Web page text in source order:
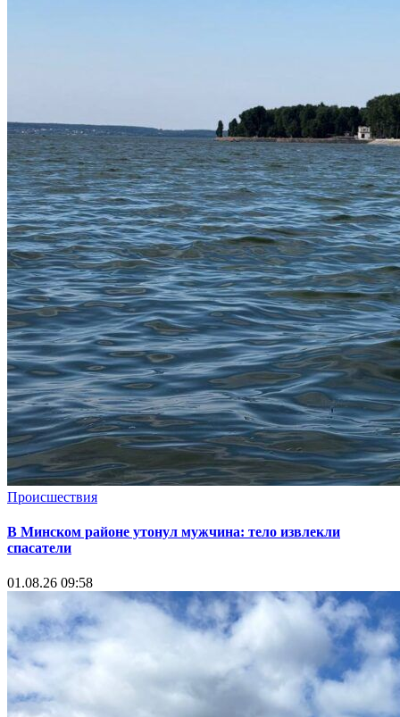
Происшествия
В Минском районе утонул мужчина: тело извлекли
спасатели
01.08.26 09:58